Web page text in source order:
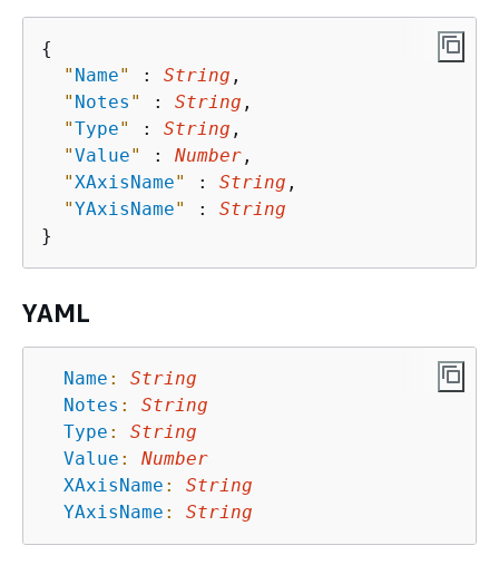
{
" Name" : String ,
" Notes " : String ,
"Type" : String ,
"Value" : Number ,
" XAxisName" : String ,
"YAxisName" : String
YAML
Name :
String
Notes :
String
Type :
String
Value :
Number
XAxisName :
String
YAxisName : String